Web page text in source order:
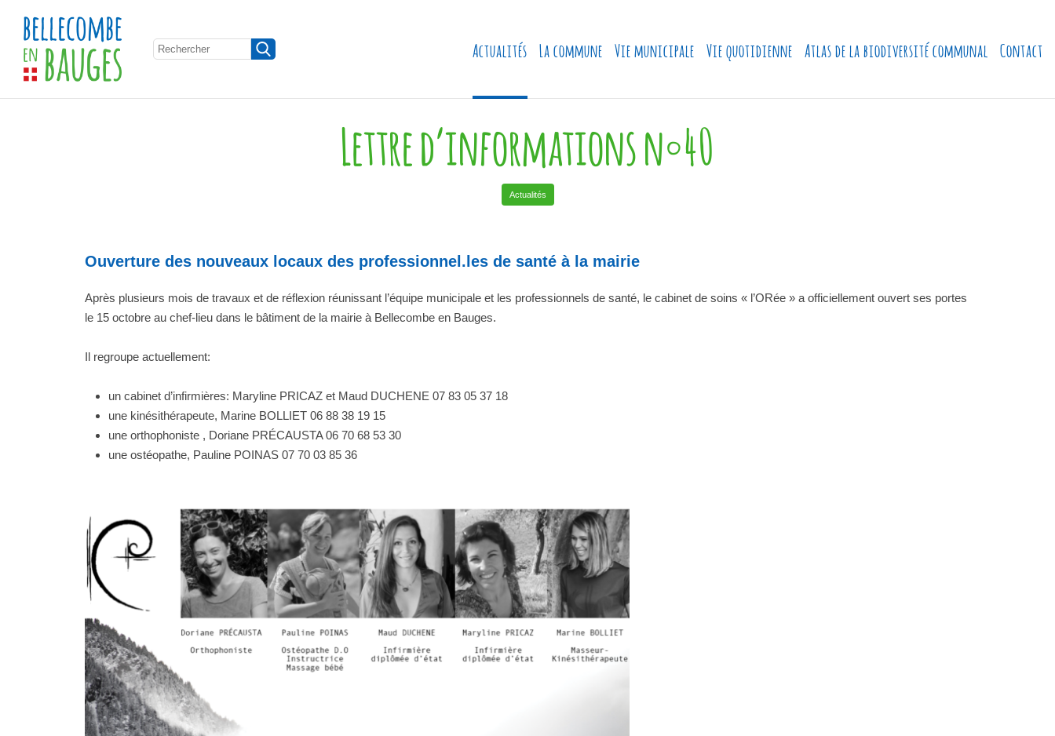
Actualités La commune Vie municipale Vie quotidienne Atlas de la biodiversité communal Contact
Lettre d’informations n°40
Actualités
Ouverture des nouveaux locaux des professionnel.les de santé à la mairie
Après plusieurs mois de travaux et de réflexion réunissant l’équipe municipale et les professionnels de santé, le cabinet de soins « l’ORée » a officiellement ouvert ses portes
le 15 octobre au chef-lieu dans le bâtiment de la mairie à Bellecombe en Bauges.
Il regroupe actuellement:
un cabinet d’infirmières: Maryline PRICAZ et Maud DUCHENE 07 83 05 37 18
une kinésithérapeute, Marine BOLLIET 06 88 38 19 15
une orthophoniste , Doriane PRÉCAUSTA 06 70 68 53 30
une ostéopathe, Pauline POINAS 07 70 03 85 36